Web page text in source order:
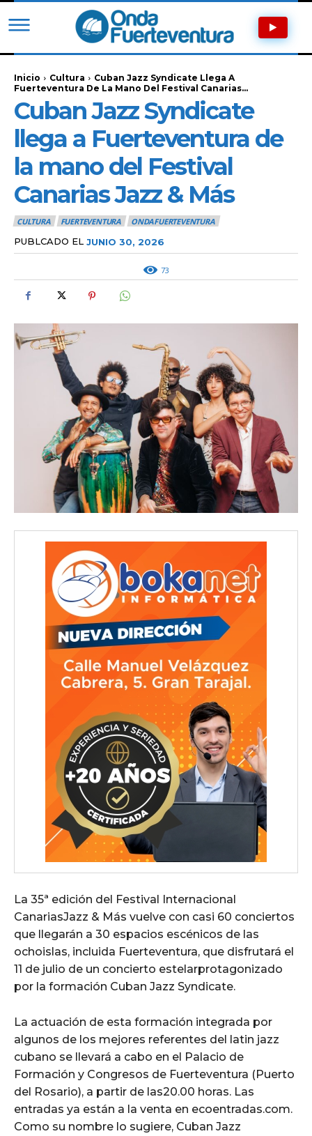
Inicio Cultura
Cuban Jazz Syndicate Llega A
Fuerteventura De La Mano Del Festival Canarias...
Cuban Jazz Syndicate
llega a Fuerteventura de
la mano del Festival
Canarias Jazz & Más
CULTURA FUERTEVENTURA ONDAFUERTEVENTURA
PUBLCADO EL JUNIO 30, 2026
73
La 35ª edición del Festival Internacional
CanariasJazz & Más vuelve con casi 60 conciertos
que llegarán a 30 espacios escénicos de las
ochoislas, incluida Fuerteventura, que disfrutará el
11 de julio de un concierto estelarprotagonizado
por la formación Cuban Jazz Syndicate.
La actuación de esta formación integrada por
algunos de los mejores referentes del latin jazz
cubano se llevará a cabo en el Palacio de
Formación y Congresos de Fuerteventura (Puerto
del Rosario), a partir de las20.00 horas. Las
entradas ya están a la venta en ecoentradas.com.
Como su nombre lo sugiere, Cuban Jazz